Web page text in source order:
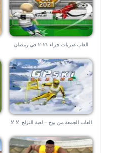
العاب ضربات جزاء ٢٠٢١ في رمضان
العاب الجمعة من بوح – لعبة التزلج 🏅🏅